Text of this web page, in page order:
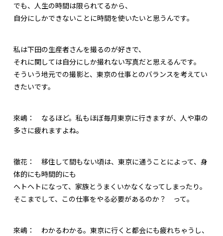
でも、人生の時間は限られてるから、
自分にしかできないことに時間を使いたいと思うんです。
私は下田の生産者さんを撮るのが好きで、
それに関しては自分にしか撮れない写真だと思えるんです。
そういう地元での撮影と、東京の仕事とのバランスを考えてい
きたいです。
來嶋： なるほど。私もほぼ毎月東京に行きますが、人や車の
多さに疲れますよね。
徹花： 移住して間もない頃は、東京に通うことによって、身
体的にも時間的にも
ヘトヘトになって、家族とうまくいかなくなってしまったり。
そこまでして、この仕事をやる必要があるのか？ って。
來嶋： わかるわかる。東京に行くと都会にも疲れちゃうし、